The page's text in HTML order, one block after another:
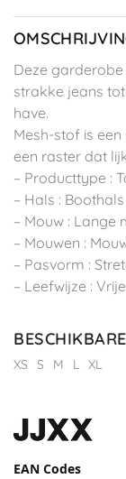
Deze
strakke jeans
have.
Mesh-stof is
een raster dat
– Producttype :
– Hals : Boothals
– Mouw : Lange
– Mouwen :
– Pasvorm :
– Leefwijze :
XS S M L XL
EAN Codes